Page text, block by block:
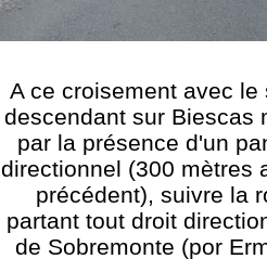
A ce croisement avec le
descendant sur Biescas
par la présence d'un
directionnel (300 mètres
précédent), suivre la
partant tout droit
de Sobremonte (por